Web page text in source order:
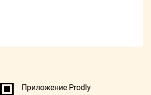
Приложение Prodly